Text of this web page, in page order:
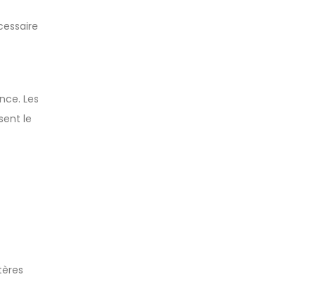
Les
le